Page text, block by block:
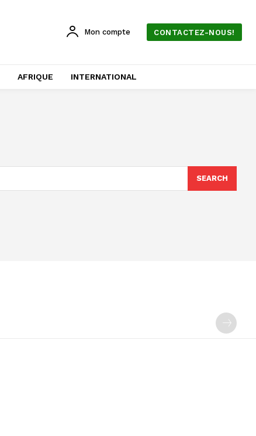
Mon compte CONTACTEZ-NOUS!
AFRIQUE INTERNATIONAL
SEARCH